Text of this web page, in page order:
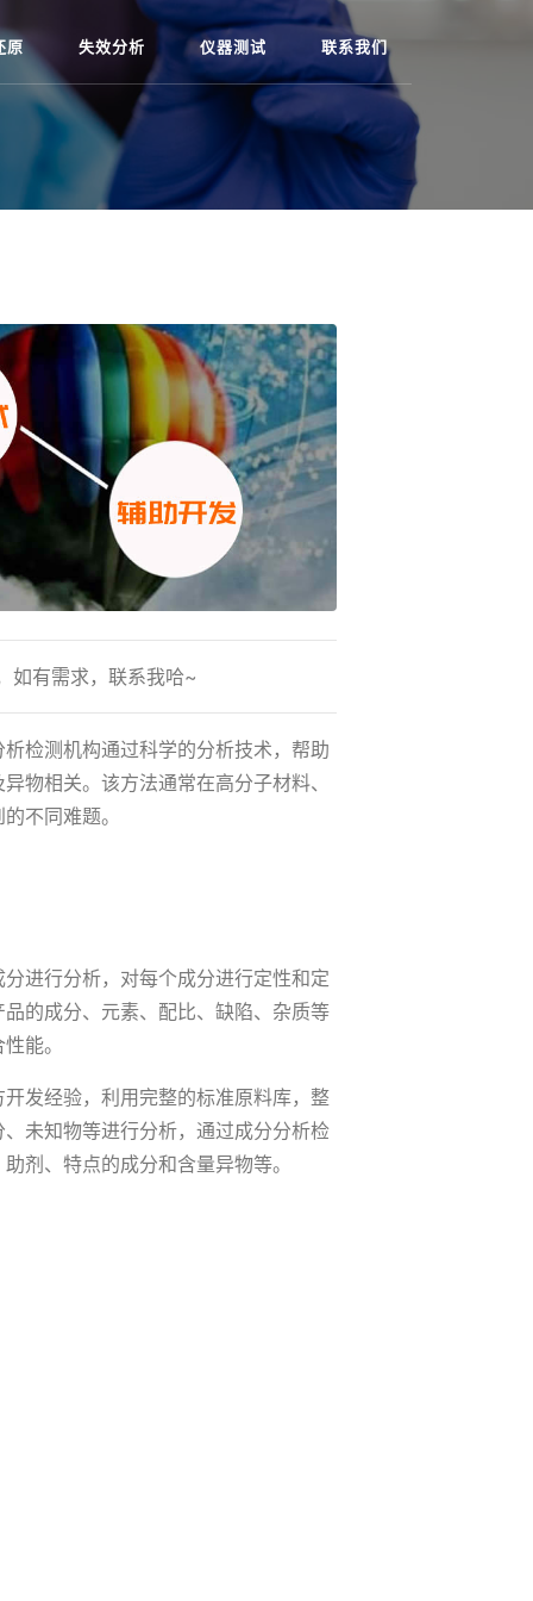
原 失效分析 仪器测试 联系我们
如有需求，联系我哈~
检测机构通过科学的分析技术，帮助
物相关。该方法通常在高分子材料、
不同难题。
进行分析，对每个成分进行定性和定
的成分、元素、配比、缺陷、杂质等
能。
发经验，利用完整的标准原料库，整
未知物等进行分析，通过成分分析检
剂、特点的成分和含量异物等。